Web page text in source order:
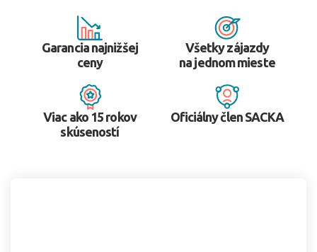
Garancia najnižšej
ceny
Všetky zájazdy
na jednom mieste
Viac ako 15 rokov
skúseností
Oficiálny člen SACKA